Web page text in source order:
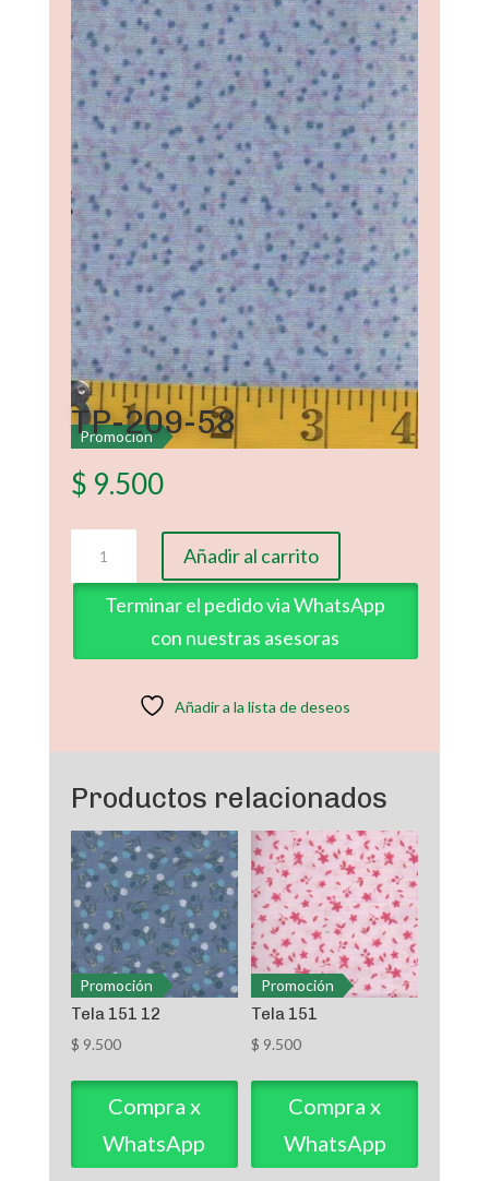
Promoción
TP-209-58
$ 9.500
209-
58
cantidad
Añadir al carrito
Terminar el pedido via WhatsApp
con nuestras asesoras
Añadir a la lista de deseos
Productos relacionados
Promoción
Tela 151 12
$ 9.500
Compra x
WhatsApp
Promoción
Tela 151
$ 9.500
Compra x
WhatsApp